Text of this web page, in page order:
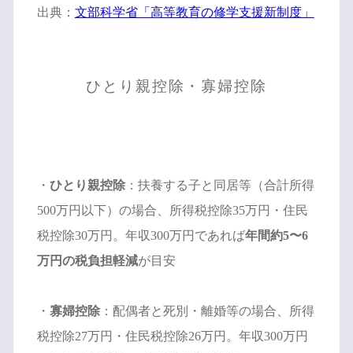
出典： 文部科学省「高等教育の修学支援新制度」
ひとり親控除・寡婦控除
・ ひとり親控除：扶養する子と同居等（合計所得
500万円以下）の場合、所得税控除35万円・住民
税控除30万円。年収300万円であれば年間約5〜6
万円の税負担軽減が目安
・ 寡婦控除：配偶者と死別・離婚等の場合、所得
税控除27万円・住民税控除26万円。年収300万円